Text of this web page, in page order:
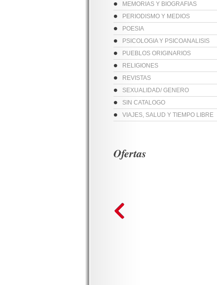
MEMORIAS Y BIOGRAFIAS
PERIODISMO Y MEDIOS
POESIA
PSICOLOGIA Y PSICOANALISIS
PUEBLOS ORIGINARIOS
RELIGIONES
REVISTAS
SEXUALIDAD/ GENERO
SIN CATALOGO
VIAJES, SALUD Y TIEMPO LIBRE
Ofertas